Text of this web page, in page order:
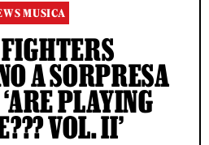
MUSICA
A SORPRESA
PLAYING
VOL. II’